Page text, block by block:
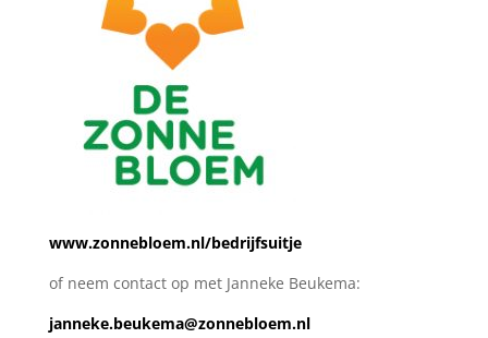
www.zonnebloem.nl/bedrijfsuitje
of neem contact op met Janneke Beukema:
janneke.beukema@zonnebloem.nl